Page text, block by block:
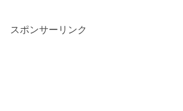
スポンサーリンク